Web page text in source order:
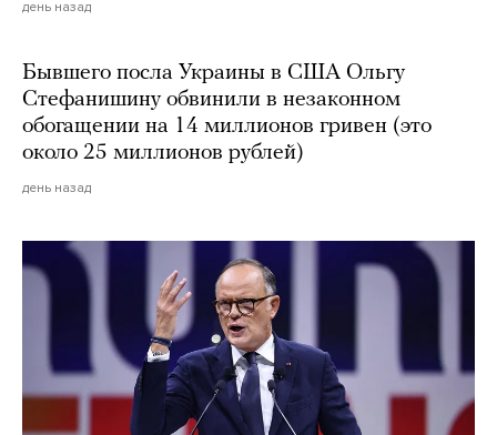
день назад
Бывшего посла Украины в США Ольгу
Стефанишину обвинили в незаконном
обогащении на 14 миллионов гривен (это
около 25 миллионов рублей)
день назад